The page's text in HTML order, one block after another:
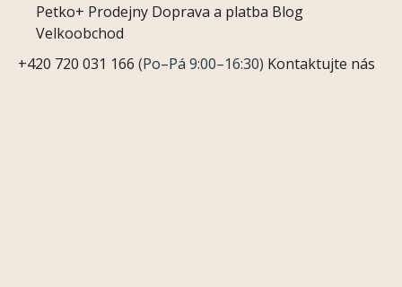
Petko+ Prodejny Doprava a platba Blog
Velkoobchod
+420 720 031 166 (Po–Pá 9:00–16:30) Kontaktujte nás